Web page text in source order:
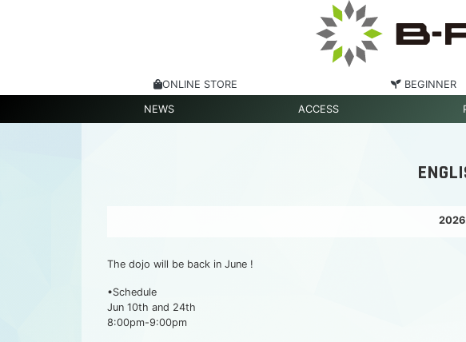
ONLINE STORE BEGINNER
NEWS ACCESS
The dojo will be back in June !
•Schedule
Jun 10th and 24th
8:00pm-9:00pm